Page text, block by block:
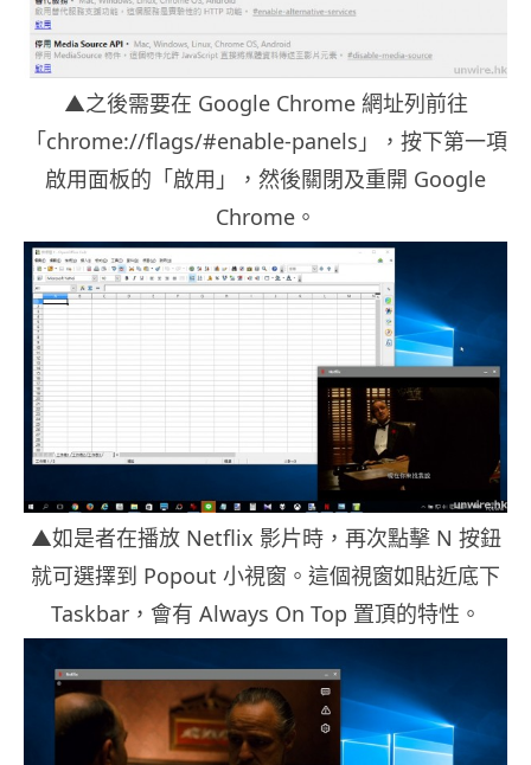
▲之後需要在 Google Chrome 網址列前往
「chrome://flags/#enable-panels」，按下第一項
啟用面板的「啟用」，然後關閉及重開 Google
Chrome。
▲如是者在播放 Netflix 影片時，再次點擊 N 按鈕
就可選擇到 Popout 小視窗。這個視窗如貼近底下
Taskbar，會有 Always On Top 置頂的特性。